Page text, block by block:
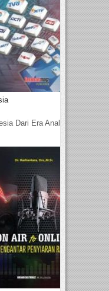
Dari Era Analog